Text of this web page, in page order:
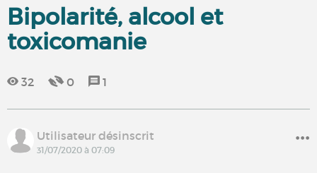
Bipolarité, alcool et
toxicomanie
32 0 1
Utilisateur désinscrit
31/07/2020 à 07:09